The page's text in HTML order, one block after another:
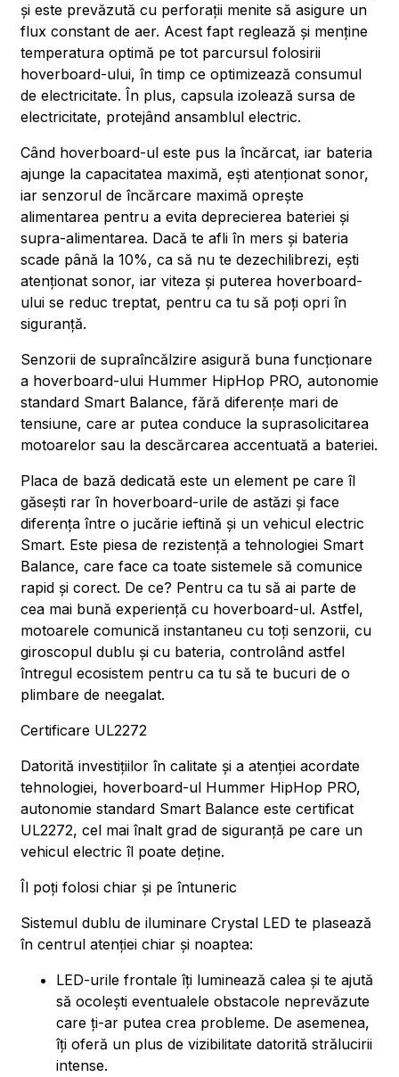
și este prevăzută cu perforații menite să asigure un
flux constant de aer. Acest fapt reglează și menține
temperatura optimă pe tot parcursul folosirii
hoverboard-ului, în timp ce optimizează consumul
de electricitate. În plus, capsula izolează sursa de
electricitate, protejând ansamblul electric.
Când hoverboard-ul este pus la încărcat, iar bateria
ajunge la capacitatea maximă, ești atenționat sonor,
iar senzorul de încărcare maximă oprește
alimentarea pentru a evita deprecierea bateriei și
supra-alimentarea. Dacă te afli în mers și bateria
scade până la 10%, ca să nu te dezechilibrezi, ești
atenționat sonor, iar viteza și puterea hoverboard-
ului se reduc treptat, pentru ca tu să poți opri în
siguranță.
Senzorii de supraîncălzire asigură buna funcționare
a hoverboard-ului Hummer HipHop PRO, autonomie
standard Smart Balance, fără diferențe mari de
tensiune, care ar putea conduce la suprasolicitarea
motoarelor sau la descărcarea accentuată a bateriei.
Placa de bază dedicată este un element pe care îl
găsești rar în hoverboard-urile de astăzi și face
diferența între o jucărie ieftină și un vehicul electric
Smart. Este piesa de rezistență a tehnologiei Smart
Balance, care face ca toate sistemele să comunice
rapid și corect. De ce? Pentru ca tu să ai parte de
cea mai bună experiență cu hoverboard-ul. Astfel,
motoarele comunică instantaneu cu toți senzorii, cu
giroscopul dublu și cu bateria, controlând astfel
întregul ecosistem pentru ca tu să te bucuri de o
plimbare de neegalat.
Certificare UL2272
Datorită investițiilor în calitate și a atenției acordate
tehnologiei, hoverboard-ul Hummer HipHop PRO,
autonomie standard Smart Balance este certificat
UL2272, cel mai înalt grad de siguranță pe care un
vehicul electric îl poate deține.
Îl poți folosi chiar și pe întuneric
Sistemul dublu de iluminare Crystal LED te plasează
în centrul atenției chiar și noaptea:
LED-urile frontale îți luminează calea și te ajută
să ocolești eventualele obstacole neprevăzute
care ți-ar putea crea probleme. De asemenea,
îți oferă un plus de vizibilitate datorită strălucirii
intense.